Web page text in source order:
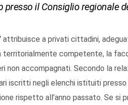
il Consiglio regionale
a privati cittadini,
territorialmente competente, la
non accompagnati. Secondo la
iscritti negli elenchi istituiti presso
rispetto all’anno passato. Se si